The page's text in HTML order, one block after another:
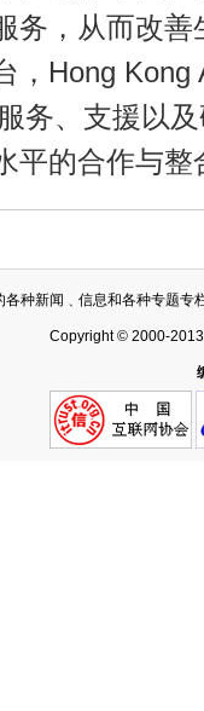
务，从而改善
，Hong Kong
务、支援以
平的合作与整
各种新闻﹑信息和各种专题专
Copyright © 2000-